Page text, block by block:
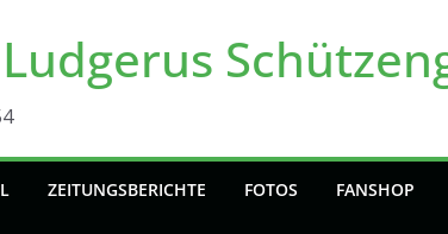
ZEITUNGSBERICHTE FOTOS FANSHOP